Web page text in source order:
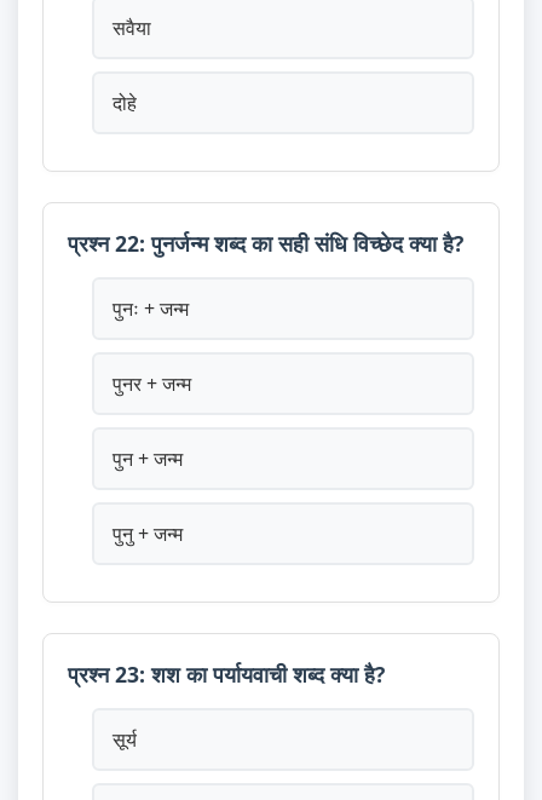
सवैया
दोहे
प्रश्न 22: पुनर्जन्म शब्द का सही संधि विच्छेद क्या है?
पुनः + जन्म
पुनर + जन्म
पुन + जन्म
पुनु + जन्म
प्रश्न 23: शश का पर्यायवाची शब्द क्या है?
सूर्य